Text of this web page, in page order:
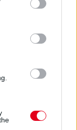
party tags to
in below Google